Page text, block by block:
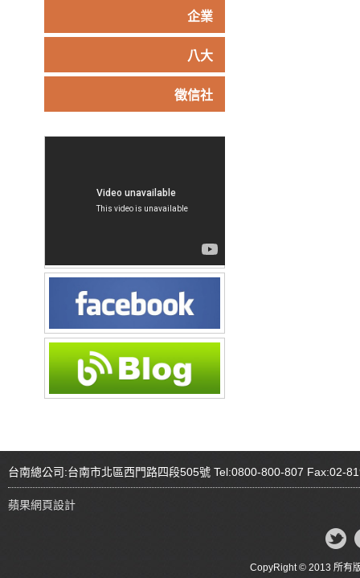
企業
八大
徵信社
台南總公司:台南市北區西門路四段505號 Tel:0800-800-807 Fax:02-
蘋果網頁設計
CopyRight © 2013 所有